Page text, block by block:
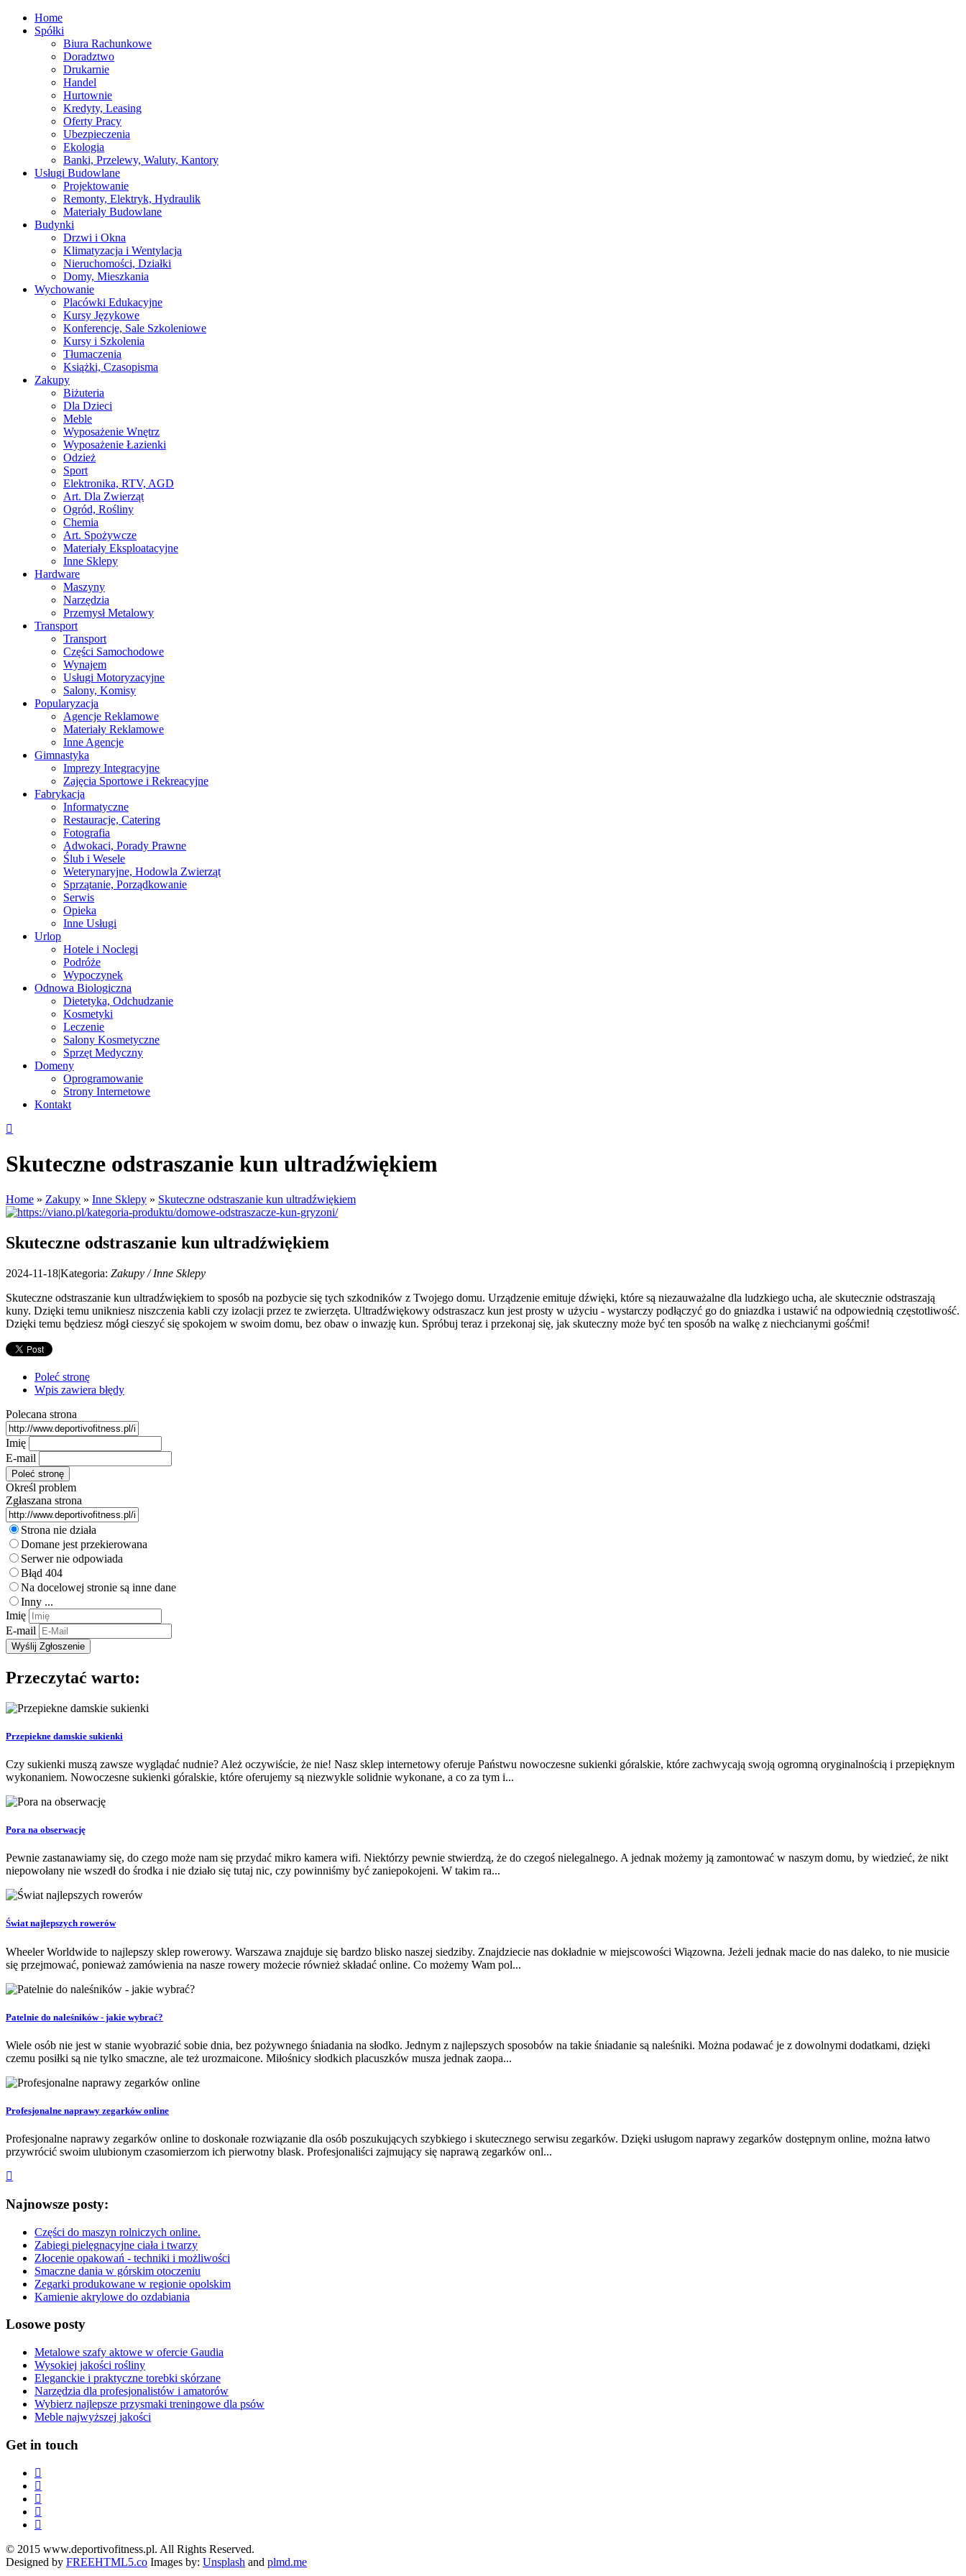
Home
Spółki
Biura Rachunkowe
Doradztwo
Drukarnie
Handel
Hurtownie
Kredyty, Leasing
Oferty Pracy
Ubezpieczenia
Ekologia
Banki, Przelewy, Waluty, Kantory
Usługi Budowlane
Projektowanie
Remonty, Elektryk, Hydraulik
Materiały Budowlane
Budynki
Drzwi i Okna
Klimatyzacja i Wentylacja
Nieruchomości, Działki
Domy, Mieszkania
Wychowanie
Placówki Edukacyjne
Kursy Językowe
Konferencje, Sale Szkoleniowe
Kursy i Szkolenia
Tłumaczenia
Książki, Czasopisma
Zakupy
Biżuteria
Dla Dzieci
Meble
Wyposażenie Wnętrz
Wyposażenie Łazienki
Odzież
Sport
Elektronika, RTV, AGD
Art. Dla Zwierząt
Ogród, Rośliny
Chemia
Art. Spożywcze
Materiały Eksploatacyjne
Inne Sklepy
Hardware
Maszyny
Narzędzia
Przemysł Metalowy
Transport
Transport
Części Samochodowe
Wynajem
Usługi Motoryzacyjne
Salony, Komisy
Popularyzacja
Agencje Reklamowe
Materiały Reklamowe
Inne Agencje
Gimnastyka
Imprezy Integracyjne
Zajęcia Sportowe i Rekreacyjne
Fabrykacja
Informatyczne
Restauracje, Catering
Fotografia
Adwokaci, Porady Prawne
Ślub i Wesele
Weterynaryjne, Hodowla Zwierząt
Sprzątanie, Porządkowanie
Serwis
Opieka
Inne Usługi
Urlop
Hotele i Noclegi
Podróże
Wypoczynek
Odnowa Biologiczna
Dietetyka, Odchudzanie
Kosmetyki
Leczenie
Salony Kosmetyczne
Sprzęt Medyczny
Domeny
Oprogramowanie
Strony Internetowe
Kontakt
Skuteczne odstraszanie kun ultradźwiękiem
Home » Zakupy » Inne Sklepy » Skuteczne odstraszanie kun ultradźwiękiem
Skuteczne odstraszanie kun ultradźwiękiem
2024-11-18|Kategoria: Zakupy / Inne Sklepy
Skuteczne odstraszanie kun ultradźwiękiem to sposób na pozbycie się tych szkodników z Twojego domu. Urządzenie emituje dźwięki, które są niezauważalne dla ludzkiego ucha, ale skutecznie odstraszają
kuny. Dzięki temu unikniesz niszczenia kabli czy izolacji przez te zwierzęta. Ultradźwiękowy odstraszacz kun jest prosty w użyciu - wystarczy podłączyć go do gniazdka i ustawić na odpowiednią częstotliwość.
Dzięki temu będziesz mógł cieszyć się spokojem w swoim domu, bez obaw o inwazję kun. Spróbuj teraz i przekonaj się, jak skuteczny może być ten sposób na walkę z niechcianymi gośćmi!
Poleć stronę
Wpis zawiera błędy
Polecana strona
Imię
E-mail
Określ problem
Zgłaszana strona
Strona nie działa
Domane jest przekierowana
Serwer nie odpowiada
Błąd 404
Na docelowej stronie są inne dane
Inny ...
Imię
E-mail
Przeczytać warto:
Przepiekne damskie sukienki
Czy sukienki muszą zawsze wyglądać nudnie? Ależ oczywiście, że nie! Nasz sklep internetowy oferuje Państwu nowoczesne sukienki góralskie, które zachwycają swoją ogromną oryginalnością i przepięknym
wykonaniem. Nowoczesne sukienki góralskie, które oferujemy są niezwykle solidnie wykonane, a co za tym i...
Pora na obserwację
Pewnie zastanawiamy się, do czego może nam się przydać mikro kamera wifi. Niektórzy pewnie stwierdzą, że do czegoś nielegalnego. A jednak możemy ją zamontować w naszym domu, by wiedzieć, że nikt
niepowołany nie wszedł do środka i nie działo się tutaj nic, czy powinniśmy być zaniepokojeni. W takim ra...
Świat najlepszych rowerów
Wheeler Worldwide to najlepszy sklep rowerowy. Warszawa znajduje się bardzo blisko naszej siedziby. Znajdziecie nas dokładnie w miejscowości Wiązowna. Jeżeli jednak macie do nas daleko, to nie musicie
się przejmować, ponieważ zamówienia na nasze rowery możecie również składać online. Co możemy Wam pol...
Patelnie do naleśników - jakie wybrać?
Wiele osób nie jest w stanie wyobrazić sobie dnia, bez pożywnego śniadania na słodko. Jednym z najlepszych sposobów na takie śniadanie są naleśniki. Można podawać je z dowolnymi dodatkami, dzięki
czemu posiłki są nie tylko smaczne, ale też urozmaicone. Miłośnicy słodkich placuszków musza jednak zaopa...
Profesjonalne naprawy zegarków online
Profesjonalne naprawy zegarków online to doskonałe rozwiązanie dla osób poszukujących szybkiego i skutecznego serwisu zegarków. Dzięki usługom naprawy zegarków dostępnym online, można łatwo
przywrócić swoim ulubionym czasomierzom ich pierwotny blask. Profesjonaliści zajmujący się naprawą zegarków onl...
Najnowsze posty:
Części do maszyn rolniczych online.
Zabiegi pielęgnacyjne ciała i twarzy
Złocenie opakowań - techniki i możliwości
Smaczne dania w górskim otoczeniu
Zegarki produkowane w regionie opolskim
Kamienie akrylowe do ozdabiania
Losowe posty
Metalowe szafy aktowe w ofercie Gaudia
Wysokiej jakości rośliny
Eleganckie i praktyczne torebki skórzane
Narzędzia dla profesjonalistów i amatorów
Wybierz najlepsze przysmaki treningowe dla psów
Meble najwyższej jakości
Get in touch
© 2015 www.deportivofitness.pl. All Rights Reserved.
Designed by FREEHTML5.co Images by: Unsplash and plmd.me